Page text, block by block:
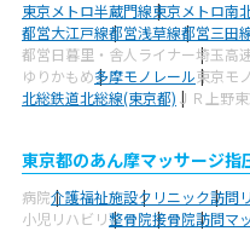
東京メトロ半蔵門線東京メトロ南
都営大江戸線都営浅草線都営三田
都営日暮里・舎人ライナー埼玉高
ゆりかもめ多摩モノレール東京モ
北総鉄道北総線(東京都) ＪＲ上野
東京都のあん摩マッサージ指
病院介護福祉施設クリニック訪問
小児リハビリ整骨院接骨院訪問マ